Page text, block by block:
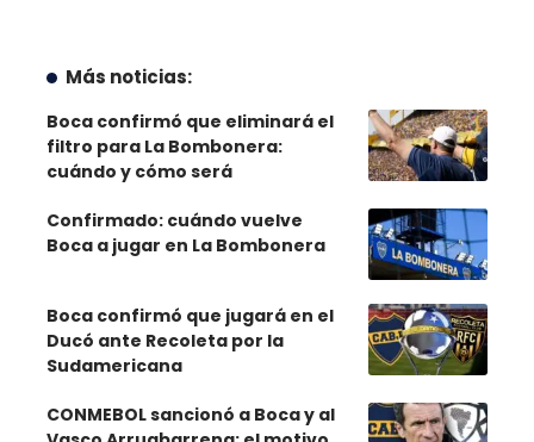
Más noticias:
Boca confirmó que eliminará el
filtro para La Bombonera:
cuándo y cómo será
Confirmado: cuándo vuelve
Boca a jugar en La Bombonera
Boca confirmó que jugará en el
Ducó ante Recoleta por la
Sudamericana
CONMEBOL sancionó a Boca y al